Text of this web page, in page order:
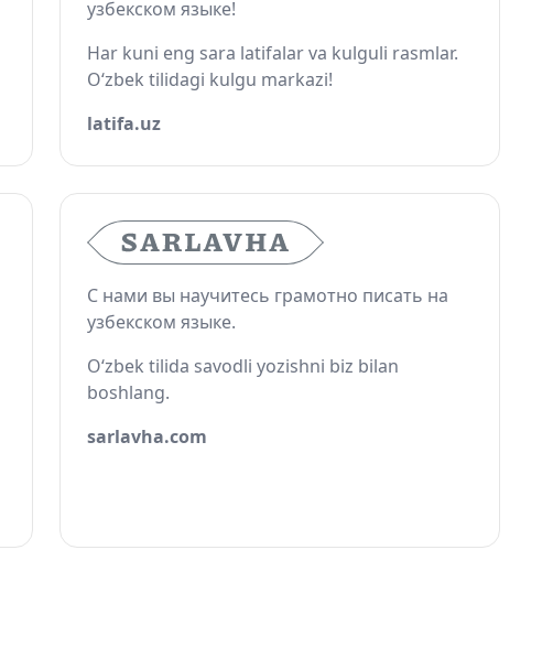
узбекском языке!
Har kuni eng sara latifalar va kulguli rasmlar.
O‘zbek tilidagi kulgu markazi!
latifa.uz
С нами вы научитесь грамотно писать на
узбекском языке.
O‘zbek tilida savodli yozishni biz bilan
boshlang.
sarlavha.com